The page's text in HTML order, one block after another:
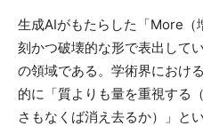
生成AIがもたらした「More（
刻かつ破壊的な形で表出して
の領域である。学術界におけ
的に「質よりも量を重視する
さもなくば消え去るか）」と